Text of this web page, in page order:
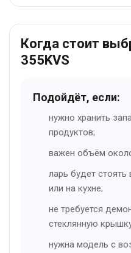
Когда стоит
355KVS
Подойдёт, если:
нужно хранить
продуктов;
важен объём
ларь будет
или на кухне;
не требуется
стеклянную
нужна модель с